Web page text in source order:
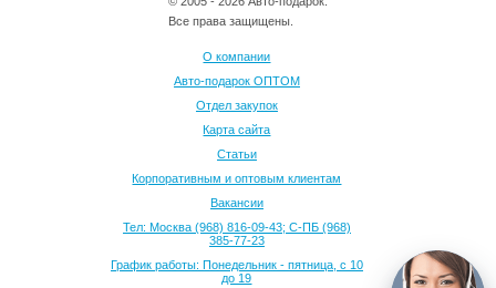
Все права защищены.
О компании
Авто-подарок ОПТОМ
Отдел закупок
Карта сайта
Статьи
Корпоративным и оптовым клиентам
Вакансии
Тел: Москва (968) 816-09-43; С-ПБ (968)
385-77-23
График работы: Понедельник - пятница, с 10
до 19